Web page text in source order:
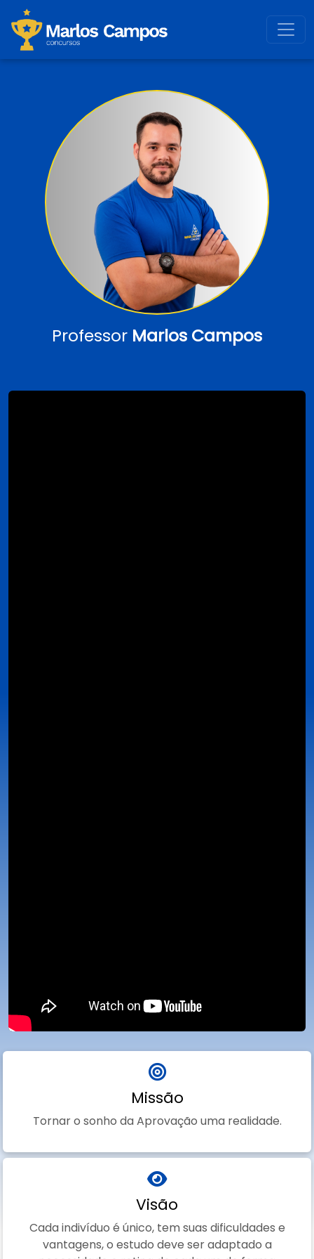
Professor Marlos Campos
Missão
Tornar o sonho da Aprovação uma realidade.
Visão
Cada indivíduo é único, tem suas dificuldades e
vantagens, o estudo deve ser adaptado a